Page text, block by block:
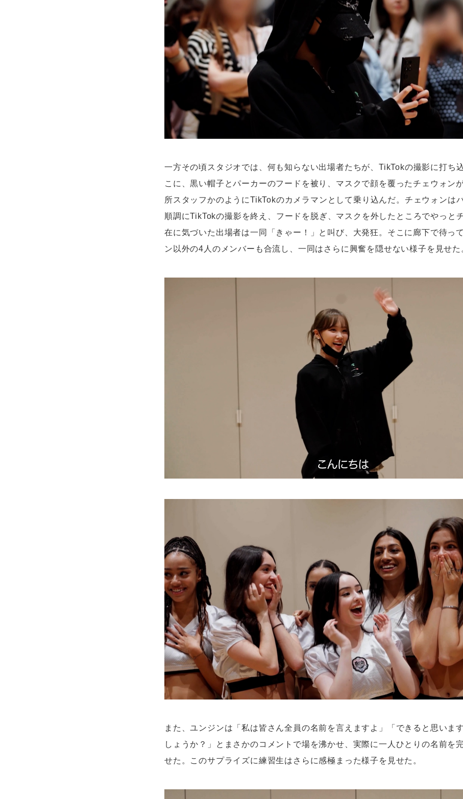
一方その頃スタジオでは、何も知らない出場者たちが、TikTokの撮影に打ち
こに、黒い帽子とパーカーのフードを被り、マスクで顔を覆ったチェウォン
所スタッフかのようにTikTokのカメラマンとして乗り込んだ。チェウォンは
順調にTikTokの撮影を終え、フードを脱ぎ、マスクを外したところでやっと
在に気づいた出場者は一同「きゃー！」と叫び、大発狂。そこに廊下で待っ
ン以外の4人のメンバーも合流し、一同はさらに興奮を隠せない様子を見せた
また、ユンジンは「私は皆さん全員の名前を言えますよ」「できると思いま
しょうか？」とまさかのコメントで場を沸かせ、実際に一人ひとりの名前を
せた。このサプライズに練習生はさらに感極まった様子を見せた。